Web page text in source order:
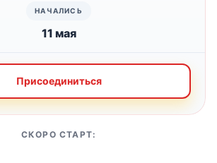
11 мая
Присоединиться
СКОРО СТАРТ: